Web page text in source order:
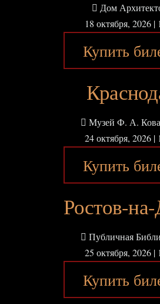
Дом
18 октября, 2026 |
Купить
Музей Ф. А.
24 октября, 2026 |
Купить
Ростов-
Публичная
25 октября, 2026 |
Купить